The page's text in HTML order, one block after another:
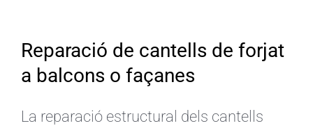
Reparació de cantells de forjat
a balcons o façanes
La reparació estructural dels cantells